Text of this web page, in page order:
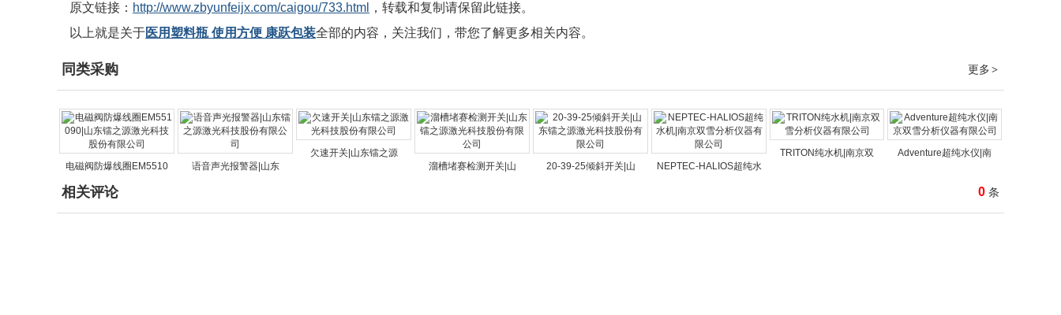
原文链接： http://www.zbyunfeijx.com/caigou/733.html
，转载和复制请保留此链接。
以上就是关于医用塑料瓶 使用方便 康跃包装全部的内容，关注我们，带您了解更多相关内容。
更多 >
同类采购
电磁阀防爆线圈EM5510 语音声光报警器|山东
欠速开关|山东镭之源
溜槽堵赛检测开关|山
20-39-25倾斜开关|山 NEPTEC-HALIOS超纯水
TRITON纯水机|南京双 Adventure超纯水仪|南
0 条
相关评论